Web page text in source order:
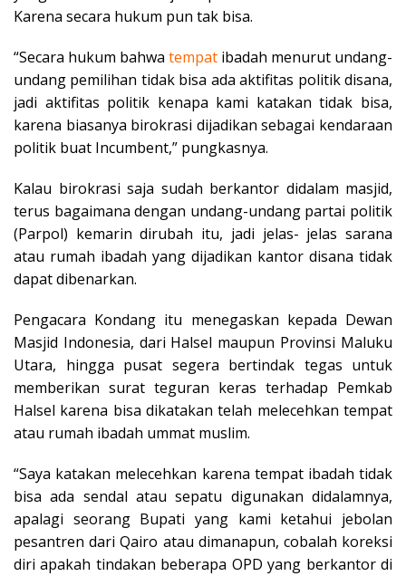
Karena secara hukum pun tak bisa.
“Secara hukum bahwa tempat ibadah menurut undang-
undang pemilihan tidak bisa ada aktifitas politik disana,
jadi aktifitas politik kenapa kami katakan tidak bisa,
karena biasanya birokrasi dijadikan sebagai kendaraan
politik buat Incumbent,” pungkasnya.
Kalau birokrasi saja sudah berkantor didalam masjid,
terus bagaimana dengan undang-undang partai politik
(Parpol) kemarin dirubah itu, jadi jelas- jelas sarana
atau rumah ibadah yang dijadikan kantor disana tidak
dapat dibenarkan.
Pengacara Kondang itu menegaskan kepada Dewan
Masjid Indonesia, dari Halsel maupun Provinsi Maluku
Utara, hingga pusat segera bertindak tegas untuk
memberikan surat teguran keras terhadap Pemkab
Halsel karena bisa dikatakan telah melecehkan tempat
atau rumah ibadah ummat muslim.
“Saya katakan melecehkan karena tempat ibadah tidak
bisa ada sendal atau sepatu digunakan didalamnya,
apalagi seorang Bupati yang kami ketahui jebolan
pesantren dari Qairo atau dimanapun, cobalah koreksi
diri apakah tindakan beberapa OPD yang berkantor di